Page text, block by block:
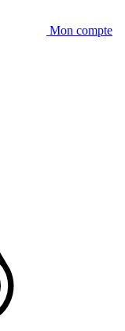
Mon compte